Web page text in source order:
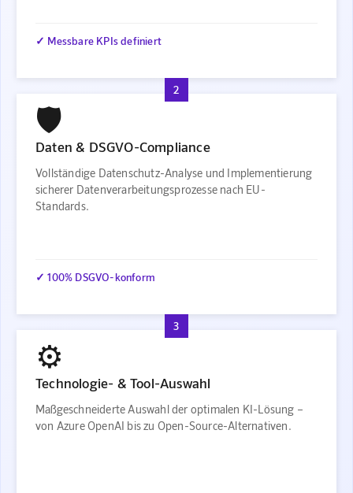
✓ Messbare KPIs definiert
2
🛡️
Daten & DSGVO-Compliance
Vollständige Datenschutz-Analyse und Implementierung
sicherer Datenverarbeitungsprozesse nach EU-
Standards.
✓ 100% DSGVO-konform
3
⚙️
Technologie- & Tool-Auswahl
Maßgeschneiderte Auswahl der optimalen KI-Lösung –
von Azure OpenAI bis zu Open-Source-Alternativen.